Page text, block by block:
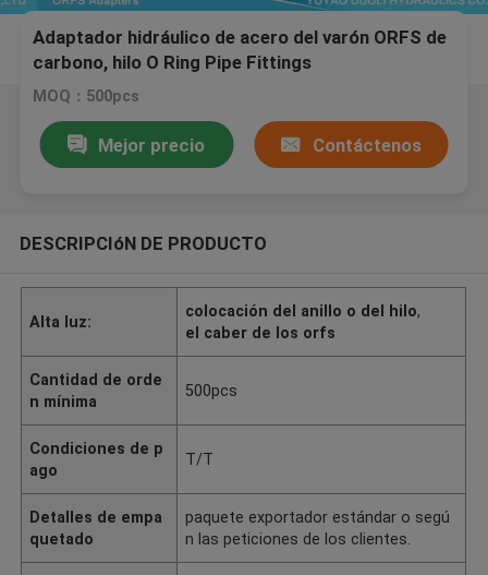
Adaptador hidráulico de acero del varón ORFS de
carbono, hilo O Ring Pipe Fittings
MOQ：500pcs
Mejor precio Contáctenos
DESCRIPCIóN DE PRODUCTO
Alta luz:
colocación del anillo o del hilo,
el caber de los orfs
Cantidad de orde
n mínima
500pcs
Condiciones de p
ago
T/T
Detalles de empa
quetado
paquete exportador estándar o segú
n las peticiones de los clientes.